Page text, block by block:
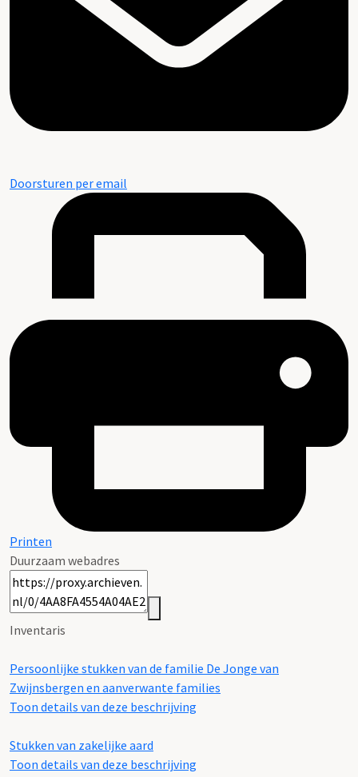
Doorsturen per email
Printen
Duurzaam webadres
Inventaris
Persoonlijke stukken van de familie De Jonge van
Zwijnsbergen en aanverwante families
Toon details van deze beschrijving
Stukken van zakelijke aard
Toon details van deze beschrijving